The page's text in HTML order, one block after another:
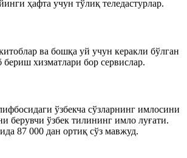
ҳафта учун тўлиқ теледастурлар.
ва бошқа уй учун керакли бўлган
бериш хизматлари бор сервислар.
ўзбекча сўзларнинг имлосини
берувчи ўзбек тилининг имло луғати.
87 000 дан ортиқ сўз мавжуд.